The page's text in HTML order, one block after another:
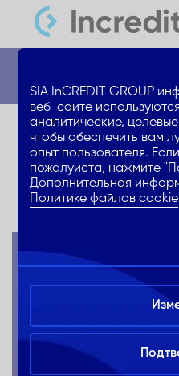
Центр
Home в
SIA InCREDIT GROUP
веб-сайте
аналитические,
чтобы обеспечить вам
опыт пользователя.
пожалуйста, нажмите
Дополнительная
Политике файлов cookie